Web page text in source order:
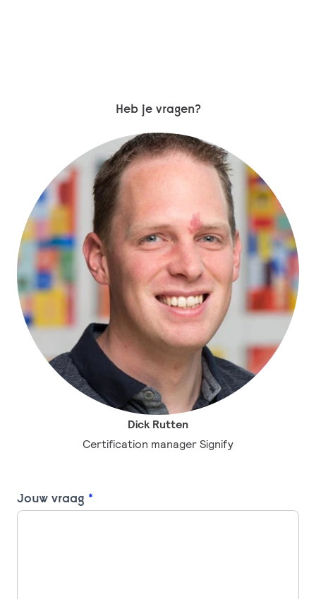
Heb je vragen?
Dick Rutten
Certification manager Signify
Contact
Jouw vraag *